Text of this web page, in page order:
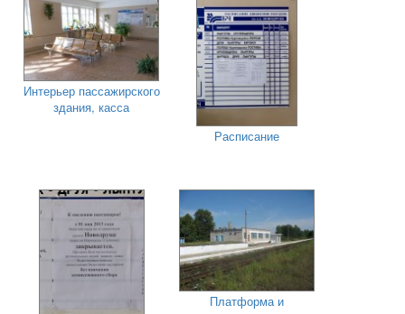
Интерьер пассажирского
здания, касса
Расписание
Платформа и